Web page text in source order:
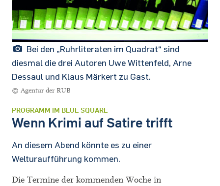
Bei den „Ruhrliteraten im Quadrat“ sind
diesmal die drei Autoren Uwe Wittenfeld, Arne
Dessaul und Klaus Märkert zu Gast.
© Agentur der RUB
PROGRAMM IM BLUE SQUARE
Wenn Krimi auf Satire trifft
An diesem Abend könnte es zu einer
Welturaufführung kommen.
Die Termine der kommenden Woche in